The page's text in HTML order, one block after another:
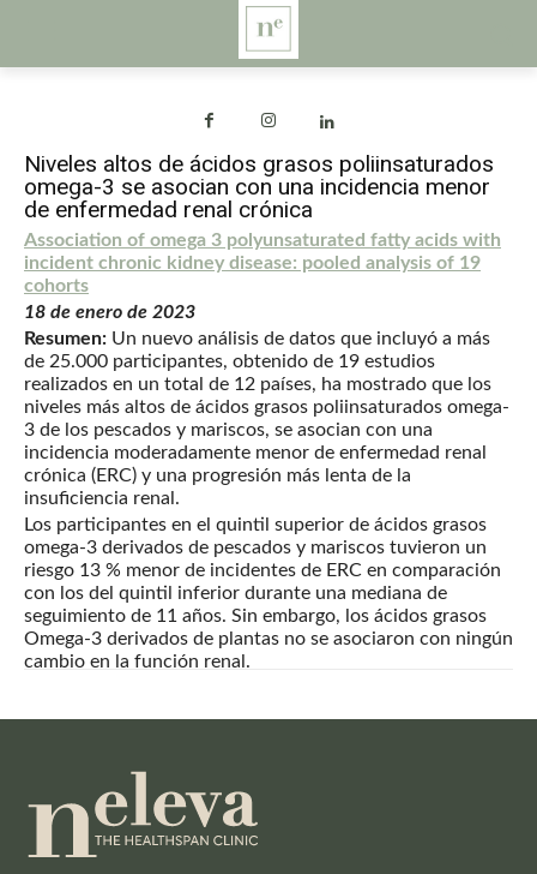
Niveles altos de ácidos grasos poliinsaturados
omega-3 se asocian con una incidencia menor
de enfermedad renal crónica
Association of omega 3 polyunsaturated fatty acids with
incident chronic kidney disease: pooled analysis of 19
cohorts
18 de enero de 2023
Resumen: Un nuevo análisis de datos que incluyó a más
de 25.000 participantes, obtenido de 19 estudios
realizados en un total de 12 países, ha mostrado que los
niveles más altos de ácidos grasos poliinsaturados omega-
3 de los pescados y mariscos, se asocian con una
incidencia moderadamente menor de enfermedad renal
crónica (ERC) y una progresión más lenta de la
insuficiencia renal.
Los participantes en el quintil superior de ácidos grasos
omega-3 derivados de pescados y mariscos tuvieron un
riesgo 13 % menor de incidentes de ERC en comparación
con los del quintil inferior durante una mediana de
seguimiento de 11 años. Sin embargo, los ácidos grasos
Omega-3 derivados de plantas no se asociaron con ningún
cambio en la función renal.